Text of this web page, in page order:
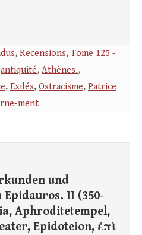
, Recensions, Tome 125 -
antiquité, Athènes.,
, Exilés, Ostracisme, Patrice
ment
und
II (350-
Aphroditetempel,
Epidoteion, έπὶ